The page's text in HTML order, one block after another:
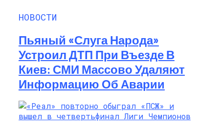
НОВОСТИ
Пьяный «слуга Народа»
Устроил ДТП При Въезде В
Киев: СМИ Массово Удаляют
Информацию Об Аварии